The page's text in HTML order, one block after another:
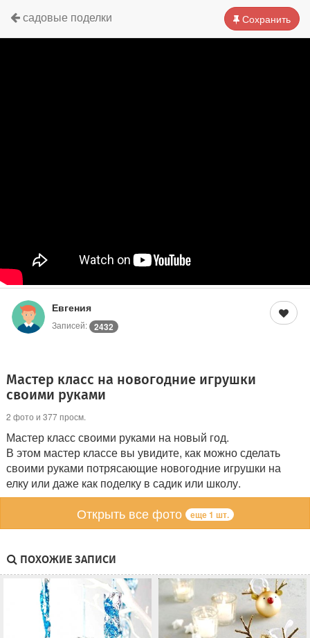
Сохранить
садовые поделки
Евгения
Записей: 2432
Мастер класс на новогодние игрушки
своими руками
2 фото и 377 просм.
Мастер класс своими руками на новый год.
В этом мастер классе вы увидите, как можно сделать
своими руками потрясающие новогодние игрушки на
елку или даже как поделку в садик или школу.
Открыть все фото еще 1 шт.
ПОХОЖИЕ ЗАПИСИ